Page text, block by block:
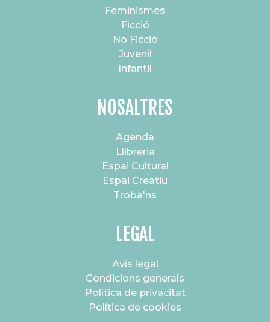
Feminismes
Ficció
No Ficció
Juvenil
Infantil
NOSALTRES
Agenda
Llibreria
Espai Cultural
Espai Creatiu
Troba'ns
LEGAL
Avís legal
Condicions generals
Política de privacitat
Política de cookies